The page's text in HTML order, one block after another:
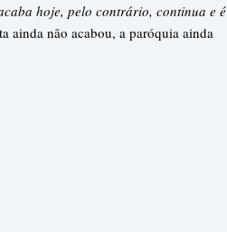
hoje, pelo contrário, continua e é
ainda não acabou, a paróquia ainda